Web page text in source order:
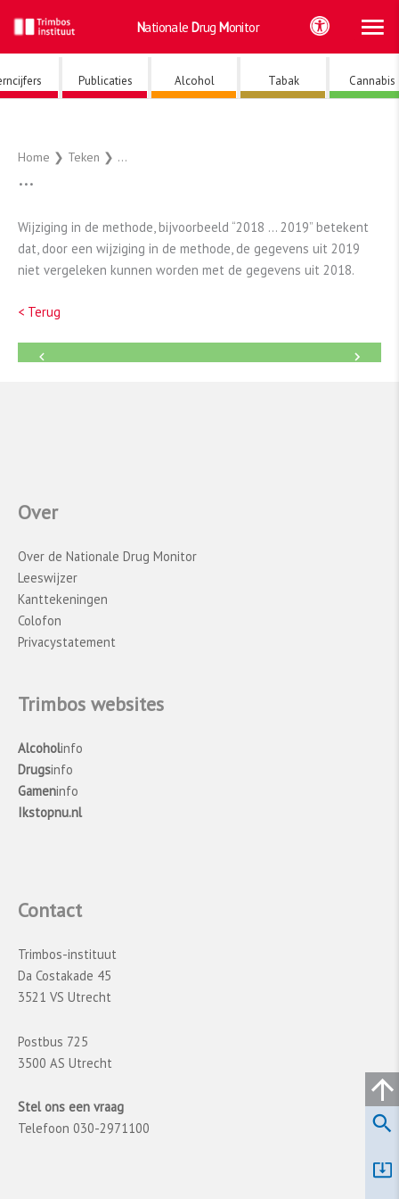
naar
de
inhoud
Nationale Drug Monitor
Publicaties Alcohol Tabak Cannabis
Home ❯ Teken ❯ …
…
Wijziging in de methode, bijvoorbeeld “2018 … 2019” betekent
dat, door een wijziging in de methode, de gegevens uit 2019
niet vergeleken kunnen worden met de gegevens uit 2018.
< Terug
→
←
Over
Over de Nationale Drug Monitor
Leeswijzer
Kanttekeningen
Colofon
Privacystatement
Trimbos websites
Alcoholinfo
Drugsinfo
Gameninfo
Ikstopnu.nl
Contact
Trimbos-instituut
Da Costakade 45
3521 VS Utrecht
Postbus 725
3500 AS Utrecht
Stel ons een vraag
Telefoon 030-2971100